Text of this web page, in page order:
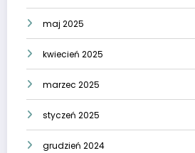
maj 2025
kwiecień 2025
marzec 2025
styczeń 2025
grudzień 2024